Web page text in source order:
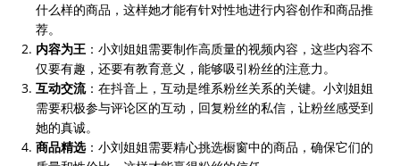
什么样的商品，这样她才能有针对性地进行内容创作和商品推
荐。
内容为王 ：小刘姐姐需要制作高质量的视频内容，这些内容不
仅要有趣，还要有教育意义，能够吸引粉丝的注意力。
互动交流：在抖音上，互动是维系粉丝关系的关键。小刘姐姐
需要积极参与评论区的互动，回复粉丝的私信，让粉丝感受到
她的真诚。
商品精选：小刘姐姐需要精心挑选橱窗中的商品，确保它们的